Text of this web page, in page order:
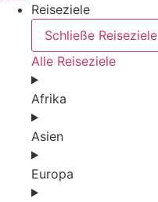
Reiseziele
Schließe Reiseziele
Alle Reiseziele
Afrika
Asien
Europa